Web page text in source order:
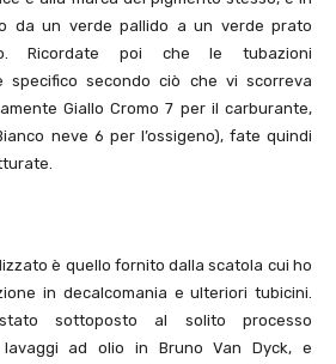
da un verde pallido a un verde prato
Ricordate poi che le tubazioni
specifico secondo ciò che vi scorreva
Giallo Cromo 7 per il carburante,
neve 6 per l’ossigeno), fate quindi
è quello fornito dalla scatola cui ho
in decalcomania e ulteriori tubicini.
sottoposto al solito processo
lavaggi ad olio in Bruno Van Dyck, e